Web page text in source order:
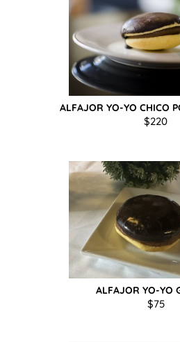
ALFAJOR YO-YO CHICO
$220
ALFAJOR YO-YO
$75